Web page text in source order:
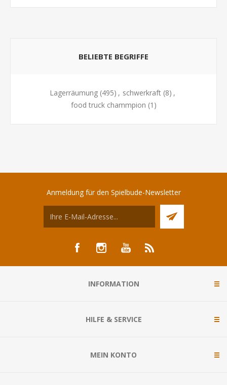
BELIEBTE BEGRIFFE
Lagerräumung (495) , schwerkraft (8) ,
food truck chammpion (1)
Anmeldung für den Spielbude-Newsletter
INFORMATION
HILFE & SERVICE
MEIN KONTO